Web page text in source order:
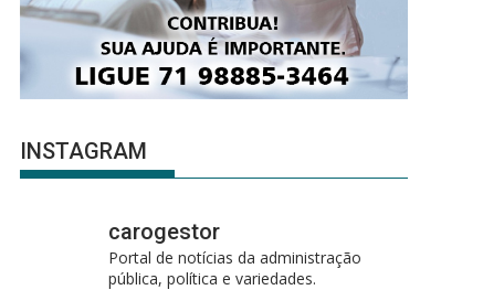
INSTAGRAM
carogestor
Portal de notícias da administração
pública, política e variedades.